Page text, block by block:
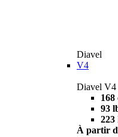
Diavel
V4
Diavel V4
168
93
223
À partir